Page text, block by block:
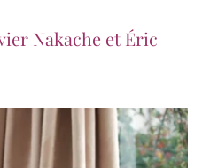
Nakache et Éric